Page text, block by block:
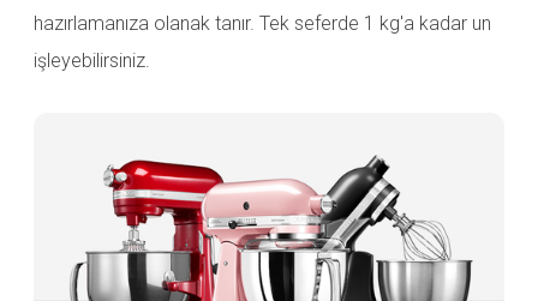
hazırlamanıza olanak tanır. Tek seferde 1 kg'a kadar un
işleyebilirsiniz.